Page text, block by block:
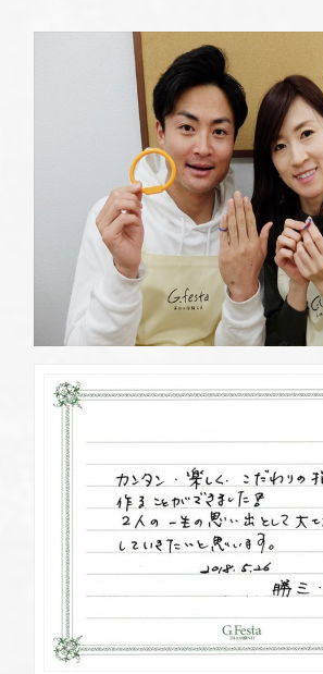
G.festaについて
デザイン事例
よくある質問
お店を探す
資料請求
ブログ・新着情報
定休日
※祝日の場合は営業
岡崎店 TEL.0564-
営業時間 10:00〜18:30
定休日
火曜日・水曜日
※祝日の場合は営業
三重店 TEL.059-
営業時間 10:00〜18:30
定休日
火曜日・水曜日
※祝日の場合は営業
浜松店 TEL.053-